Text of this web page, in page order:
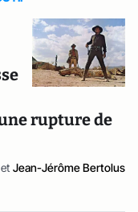
rupture de
et Jean-Jérôme Bertolus